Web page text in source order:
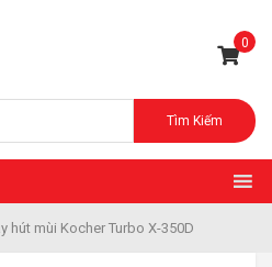
0
Tìm Kiếm
hút mùi Kocher Turbo X-350D